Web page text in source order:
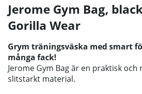
Jerome Gym Bag,
Gorilla Wear
Grym träningsväska med smart
många fack!
Jerome Gym Bag är en praktisk och
slitstarkt material.